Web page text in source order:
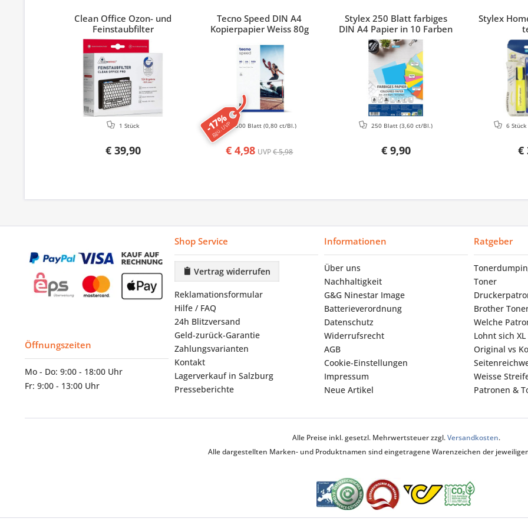
Clean Office Ozon- und
Feinstaubfilter
€ 39,90
1 Stück -17%
ggü. UVP
Tecno Speed DIN A4
Kopierpapier Weiss 80g
€ 4,98 UVP€ 5,98
500 Blatt (0,80 ct/Bl.)
Stylex 250 Blatt farbiges
DIN A4 Papier in 10 Farben
€ 9,90
250 Blatt(3,60 ct/Bl.)
Stylex
€
6
Öffnungszeiten
Mo - Do: 9:00 - 18:00 Uhr
Fr: 9:00 - 13:00 Uhr
Shop Service
Vertrag widerrufen
Reklamationsformular
Hilfe / FAQ
24h Blitzversand
Geld-zurück-Garantie
Zahlungsvarianten
Kontakt
Lagerverkauf in Salzburg
Presseberichte
Informationen
Über uns
Nachhaltigkeit
G&G Ninestar Image
Batterieverordnung
Datenschutz
Widerrufsrecht
AGB
Cookie-Einstellungen
Impressum
Neue Artikel
Ratgeber
Toner
Brother
Welche
Lohnt sich XL
Original vs
Weisse
Patronen &
Alle Preise inkl. gesetzl. Mehrwertsteuer zzgl.Versandkosten.
Alle dargestellten Marken- und Produktnamen sind eingetragene Warenzeichen der